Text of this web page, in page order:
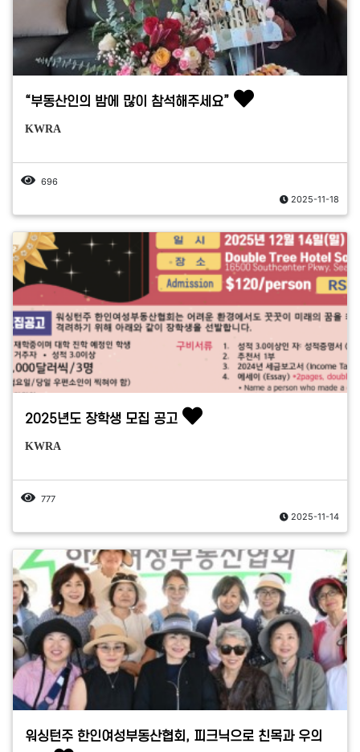
“부동산인의 밤에 많이 참석해주세요”
KWRA
696
2025-11-18
2025년도 장학생 모집 공고
KWRA
777
2025-11-14
워싱턴주 한인여성부동산협회, 피크닉으로 친목과 우의